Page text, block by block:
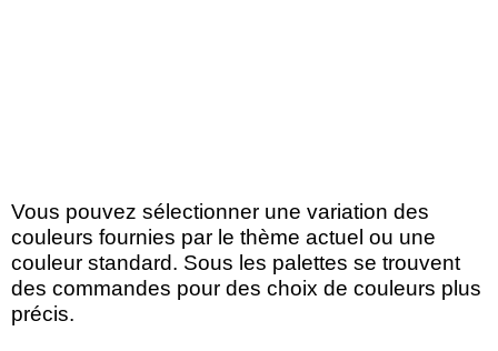
Vous pouvez sélectionner une variation des
couleurs fournies par le thème actuel ou une
couleur standard. Sous les palettes se trouvent
des commandes pour des choix de couleurs plus
précis.